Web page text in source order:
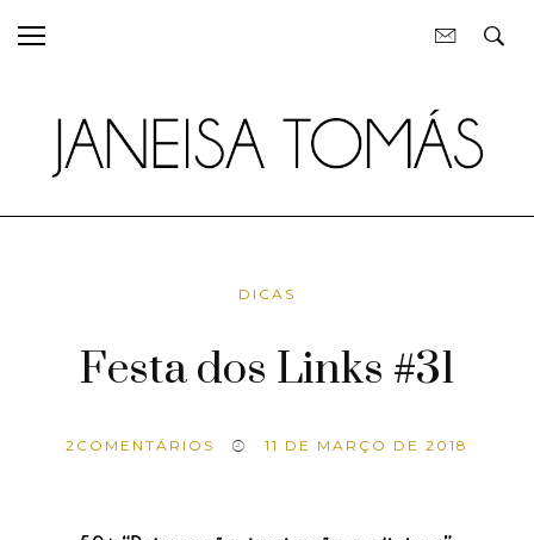
DICAS
Festa dos Links #31
2 COMENTÁRIOS 11 DE MARÇO DE 2018